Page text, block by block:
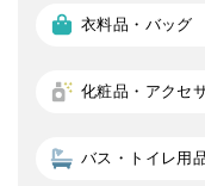
衣料品・バッグ
化粧品・アクセ
バス・トイレ用